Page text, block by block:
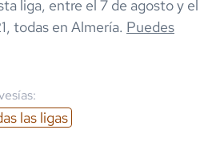
liga, entre el 7 de agostoy el
, todas en Almería. Puedes
las ligas